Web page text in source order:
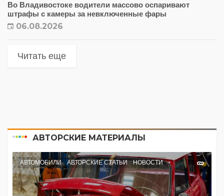
Во Владивостоке водители массово оспаривают
штрафы с камеры за невключенные фары
06.08.2026
Читать еще
АВТОРСКИЕ МАТЕРИАЛЫ
АВТОМОБИЛИ АВТОРСКИЕ СТАТЬИ НОВОСТИ